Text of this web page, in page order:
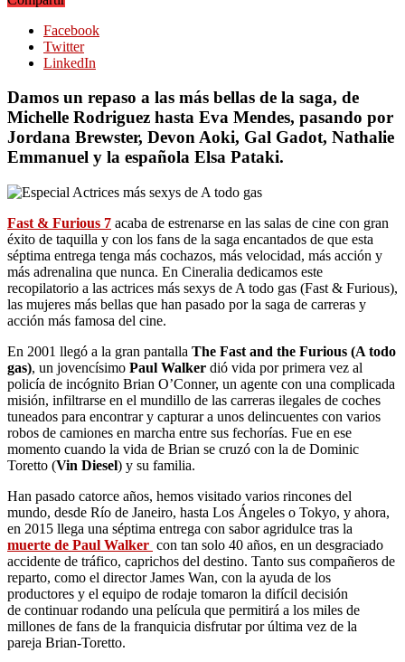
Facebook
Twitter
LinkedIn
Damos un repaso a las más bellas de la saga, de
Michelle Rodriguez hasta Eva Mendes, pasando por
Jordana Brewster, Devon Aoki, Gal Gadot, Nathalie
Emmanuel y la española Elsa Pataki.
Fast & Furious 7 acaba de estrenarse en las salas de cine con gran
éxito de taquilla y con los fans de la saga encantados de que esta
séptima entrega tenga más cochazos, más velocidad, más acción y
más adrenalina que nunca. En Cineralia dedicamos este
recopilatorio a las actrices más sexys de A todo gas (Fast & Furious),
las mujeres más bellas que han pasado por la saga de carreras y
acción más famosa del cine.
En 2001 llegó a la gran pantalla The Fast and the Furious (A todo
gas), un jovencísimo Paul Walker dió vida por primera vez al
policía de incógnito Brian O’Conner, un agente con una complicada
misión, infiltrarse en el mundillo de las carreras ilegales de coches
tuneados para encontrar y capturar a unos delincuentes con varios
robos de camiones en marcha entre sus fechorías. Fue en ese
momento cuando la vida de Brian se cruzó con la de Dominic
Toretto (Vin Diesel) y su familia.
Han pasado catorce años, hemos visitado varios rincones del
mundo, desde Río de Janeiro, hasta Los Ángeles o Tokyo, y ahora,
en 2015 llega una séptima entrega con sabor agridulce tras la
muerte de Paul Walker con tan solo 40 años, en un desgraciado
accidente de tráfico, caprichos del destino. Tanto sus compañeros de
reparto, como el director James Wan, con la ayuda de los
productores y el equipo de rodaje tomaron la difícil decisión
de continuar rodando una película que permitirá a los miles de
millones de fans de la franquicia disfrutar por última vez de la
pareja Brian-Toretto.